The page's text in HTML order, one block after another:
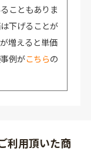
こともありま
下げることが
増えると単価
例がこちらの
利用頂いた商